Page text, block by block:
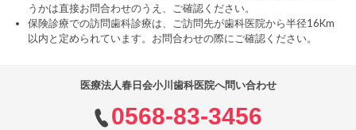
うかは直接お問合わせのうえ、ご確認ください。
保険診療での訪問歯科診療は、ご訪問先が歯科医院から半径16Km
以内と定められています。お問合わせの際にご確認ください。
医療法人春日会小川歯科医院へ問い合わせ
0568-83-3456